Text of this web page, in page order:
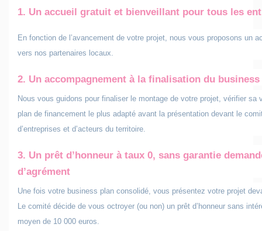
1. Un accueil gratuit et bienveillant pour tous les
En fonction de l’avancement de votre projet, nous vous proposons un
vers nos partenaires locaux.
2. Un accompagnement à la finalisation du business
Nous vous guidons pour finaliser le montage de votre projet, vérifier
plan de financement le plus adapté avant la présentation devant le
d’entreprises et d’acteurs du territoire.
3. Un prêt d’honneur à taux 0, sans garantie
d’agrément
Une fois votre business plan consolidé, vous présentez votre projet
Le comité décide de vous octroyer (ou non) un prêt d’honneur sans
moyen de 10 000 euros.